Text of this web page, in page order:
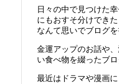
日々の中で見つけた
にもおすそ分けできた
なんて思いでブログ
金運アップのお話や
い食べ物を綴ったブロ
最近はドラマや漫画